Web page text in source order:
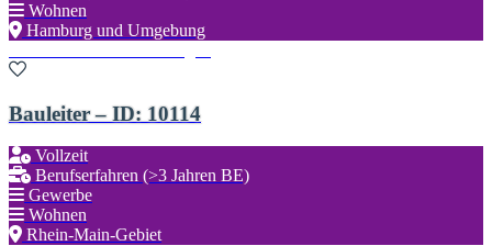
Wohnen
Hamburg und Umgebung
Bauleiter – ID: 10114
Vollzeit
Berufserfahren (>3 Jahren BE)
Gewerbe
Wohnen
Rhein-Main-Gebiet